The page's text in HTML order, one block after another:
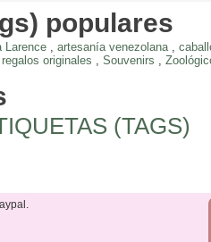
populares
Larence , artesanía venezolana,
regalos originales , Souvenirs ,
(TAGS)